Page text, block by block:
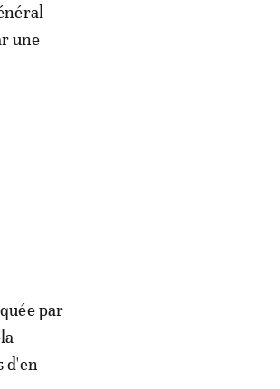
une
par
d'en-